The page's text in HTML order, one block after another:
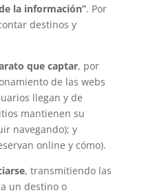
la información”. Por
destinos y
que captar, por
de las webs
llegan y de
mantienen su
navegando); y
online y cómo).
, transmitiendo las
un destino o